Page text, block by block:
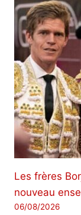
Les frères
nouveau
06/08/2026